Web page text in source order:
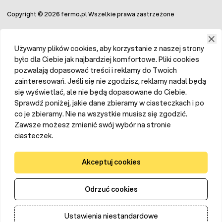
Automatyczne inkubatory do jaj - elastyczne
rozwiązanie
Aby w procesie inkubacji jaj doczekać się zdrowych i silnych
piskląt należy spełnić szereg wymagań. Poza temperaturą
i wilgotnością bardzo ważną czynnością jest obracanie jaj.
Zaniechanie obracania powoduje wiele patologii lęgów,
które przełożą się na dysfunkcję pisklaków. Rotacje
nałożonych jajek możemy wykonywać ręcznie, co wiąże się
koniecznością ciągłego zaglądania do aparatu lęgowego i
otwierania pokrywy. Wyposażając nasz inkubator w
automatyczne obracanie jajnie musimy pamiętać o tej
czynności. Specjalny silnik zrobi to za nas. Nasze wylęgarki
są pod tym katem elastyczne czyli mechanizm obrotu jaj
inkubator ręczny i używać go normalnie ręcznie rotując
wsad, a po czasie dokupić silnik zamontować i nasze
urządzenie stanie się inkubatorem automatycznym.
Obracanie automatyczne w inkubatorze - czy jest
potrzebne?
Copyright © 2026 fermo.pl Wszelkie prawa zastrzeżone
Używamy plików cookies, aby korzystanie z naszej strony
było dla Ciebie jak najbardziej komfortowe. Pliki cookies
pozwalają dopasować treści i reklamy do Twoich
zainteresowań. Jeśli się nie zgodzisz, reklamy nadal będą
się wyświetlać, ale nie będą dopasowane do Ciebie.
Sprawdź poniżej, jakie dane zbieramy w ciasteczkach i po
co je zbieramy. Nie na wszystkie musisz się zgodzić.
Zawsze możesz zmienić swój wybór na stronie
ciasteczek.
Akceptuj cookies
Odrzuć cookies
Ustawienia niestandardowe